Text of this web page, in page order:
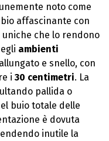
noto come
affascinante con
che lo rendono
ambienti
e snello, con
i 30 centimetri. La
pallida o
buio totale delle
è dovuta
inutile la